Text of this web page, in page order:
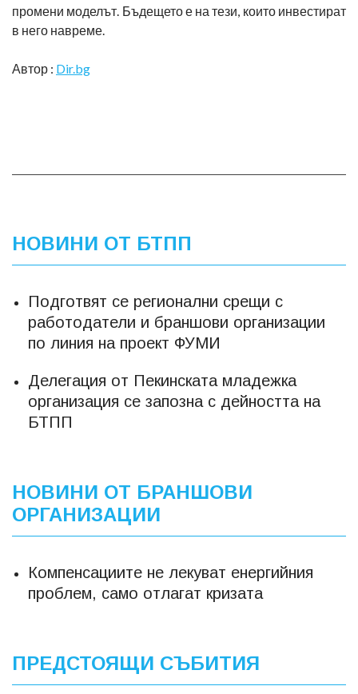
промени моделът. Бъдещето е на тези, които инвестират
в него навреме.
Автор : Dir.bg
НОВИНИ ОТ БТПП
Подготвят се регионални срещи с
работодатели и браншови организации
по линия на проект ФУМИ
Делегация от Пекинската младежка
организация се запозна с дейността на
БТПП
НОВИНИ ОТ БРАНШОВИ
ОРГАНИЗАЦИИ
Компенсациите не лекуват енергийния
проблем, само отлагат кризата
ПРЕДСТОЯЩИ СЪБИТИЯ